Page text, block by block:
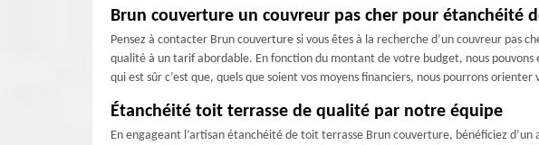
Brun couverture un couvreur pas cher pour étanchéité
Pensez à contacter Brun couverture si vous êtes à la recherche d’un couvreur pas
qualité à un tarif abordable. En fonction du montant de votre budget, nous
qui est sûr c’est que, quels que soient vos moyens financiers, nous pourrons
Étanchéité toit terrasse de qualité par notre équipe
En engageant l’artisan étanchéité de toit terrasse Brun couverture, bénéficiez